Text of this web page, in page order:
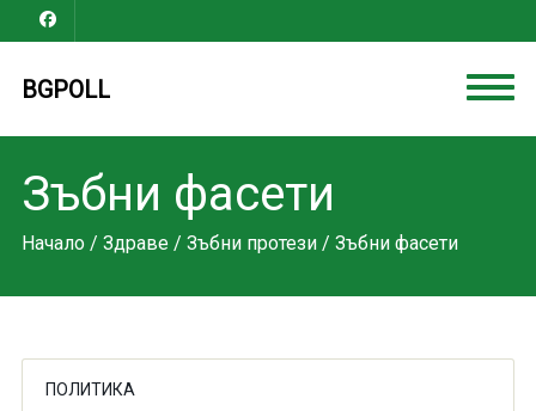
BGPOLL
Зъбни фасети
Начало/ Здраве/ Зъбни протези/ Зъбни фасети
ПОЛИТИКА